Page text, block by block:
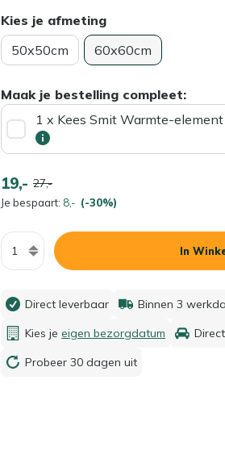
Kies je afmeting
50x50cm
60x60cm
Maak je bestelling compleet:
1 x Kees Smit Warmte-
19,- 27,-
Je bespaart: 8,- (-30%)
Aantal
In
Direct leverbaar Binnen 3
Kies je eigen bezorgdatum Direct
Probeer 30 dagen uit